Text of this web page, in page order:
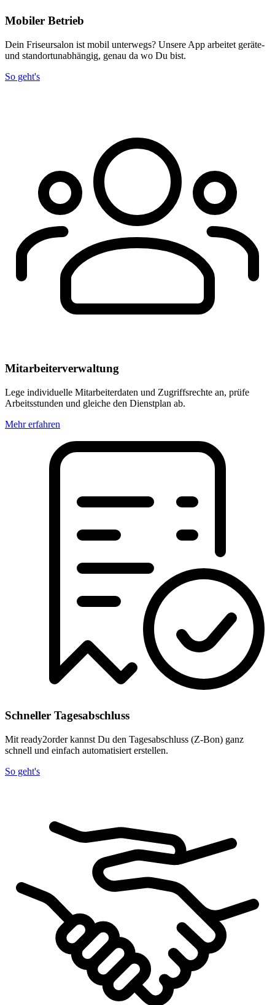
Mobiler Betrieb
Dein Friseursalon ist mobil unterwegs? Unsere App arbeitet geräte-
und standortunabhängig, genau da wo Du bist.
So geht's
Mitarbeiterverwaltung
Lege individuelle Mitarbeiterdaten und Zugriffsrechte an, prüfe
Arbeitsstunden und gleiche den Dienstplan ab.
Mehr erfahren
Schneller Tagesabschluss
Mit ready2order kannst Du den Tagesabschluss (Z-Bon) ganz
schnell und einfach automatisiert erstellen.
So geht's